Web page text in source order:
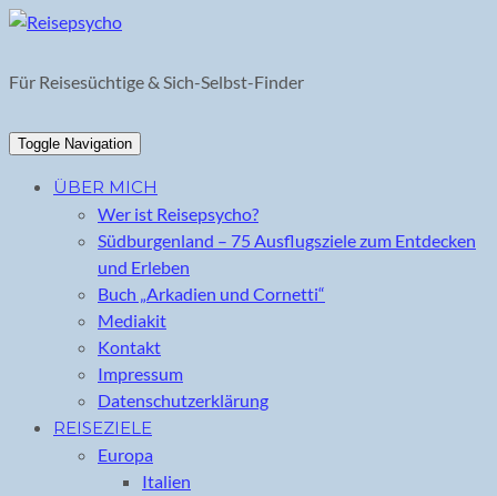
Skip
content
Für Reisesüchtige & Sich-Selbst-Finder
Toggle Navigation
ÜBER MICH
Wer ist Reisepsycho?
Südburgenland – 75 Ausflugsziele zum Entdecken
und Erleben
Buch „Arkadien und Cornetti“
Mediakit
Kontakt
Impressum
Datenschutzerklärung
REISEZIELE
Europa
Italien